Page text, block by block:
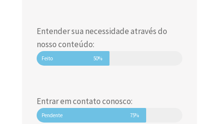
Entender sua necessidade através do
nosso conteúdo:
Feito 50%
Entrar em contato conosco:
Pendente 75%